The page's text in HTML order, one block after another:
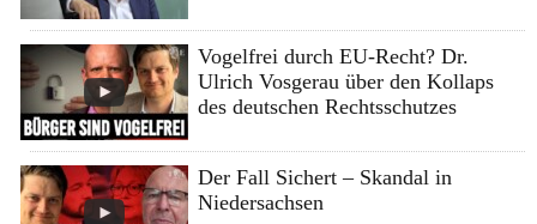
Vogelfrei durch EU-Recht? Dr.
Ulrich Vosgerau über den Kollaps
des deutschen Rechtsschutzes
Der Fall Sichert – Skandal in
Niedersachsen